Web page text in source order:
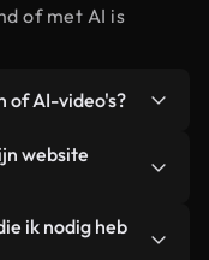
of met AI is
of AI-video's?
die bestaat
van
zodat je
website
versies
formaten
ik nodig heb